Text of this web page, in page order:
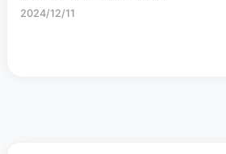
2024/12/11